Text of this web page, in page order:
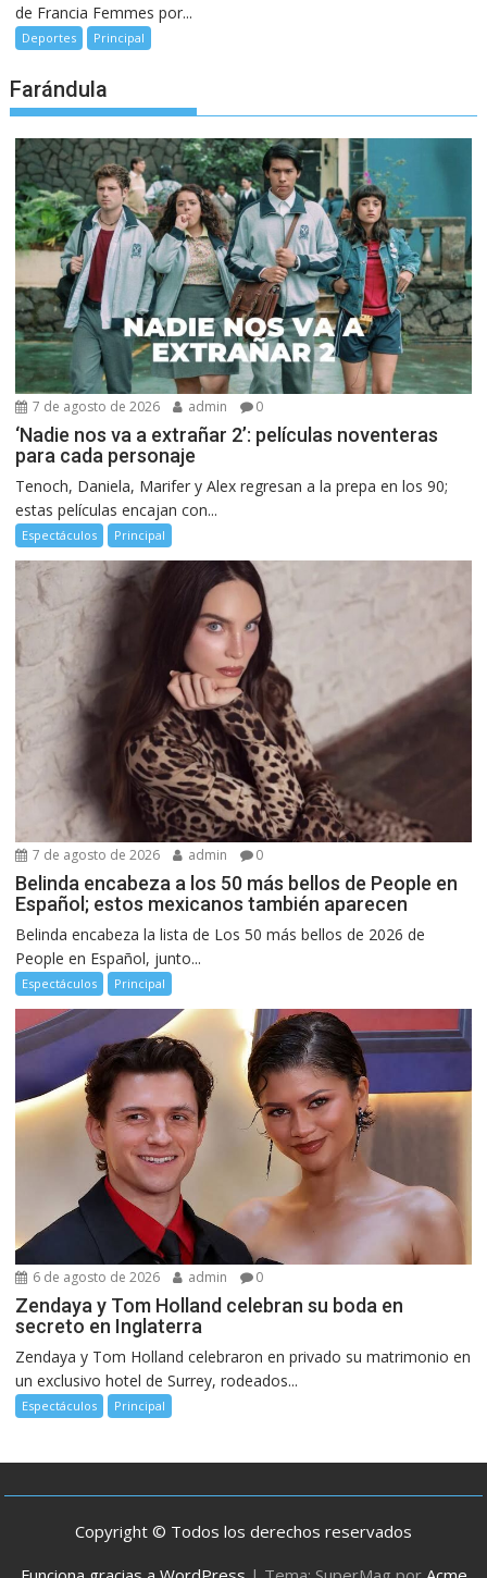
de Francia Femmes por...
Deportes Principal
Farándula
7 de agosto de 2026 admin 0
‘Nadie nos va a extrañar 2’: películas noventeras
para cada personaje
Tenoch, Daniela, Marifer y Alex regresan a la prepa en los 90;
estas películas encajan con...
Espectáculos Principal
7 de agosto de 2026 admin 0
Belinda encabeza a los 50 más bellos de People en
Español; estos mexicanos también aparecen
Belinda encabeza la lista de Los 50 más bellos de 2026 de
People en Español, junto...
Espectáculos Principal
6 de agosto de 2026 admin 0
Zendaya y Tom Holland celebran su boda en
secreto en Inglaterra
Zendaya y Tom Holland celebraron en privado su matrimonio en
un exclusivo hotel de Surrey, rodeados...
Espectáculos Principal
Copyright © Todos los derechos reservados